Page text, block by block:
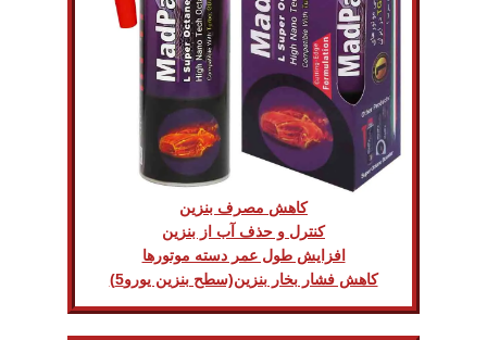
کاهش مصرف بنزین
کنترل و حذف آب از بنزین
افزایش طول عمر دسته موتورها
کاهش فشار بخار بنزین(سطح بنزین یورو5)